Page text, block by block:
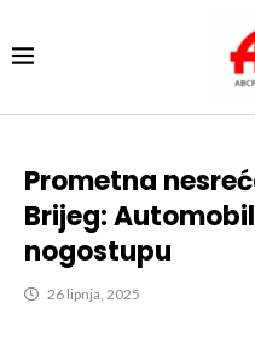
Prometna
Brijeg:
nogostupu
26 lipnja, 2025